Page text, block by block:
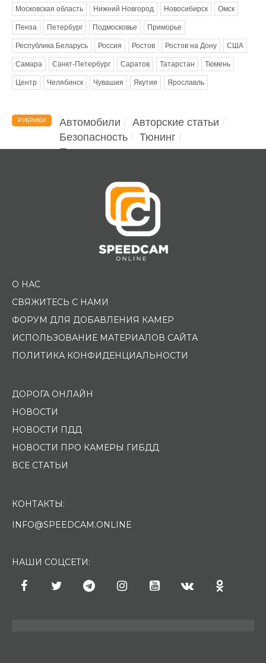
Московская область Нижний Новгород Новосибирск Омск
Пенза Петербург Подмосковье Приморье
Республика Беларусь Россия Ростов Ростов на Дону США
Самара Санкт-Петербург Саратов Татарстан Тюмень
Центр Челябинск Чувашия Якутия Ярославль
РУБРИКИ Автомобили
Авторские статьи
Безопасность
Тюнинг
Помощь водителю
О НАС
СВЯЖИТЕСЬ С НАМИ
ФОРУМ ДЛЯ ДОБАВЛЕНИЯ КАМЕР
ИСПОЛЬЗОВАНИЕ МАТЕРИАЛОВ САЙТА
ПОЛИТИКА КОНФИДЕНЦИАЛЬНОСТИ
ДОРОГА ОНЛАЙН
НОВОСТИ
НОВОСТИ ПДД
НОВОСТИ ПРО КАМЕРЫ ГИБДД
ВСЕ СТАТЬИ
КОНТАКТЫ:
INFO@SPEEDCAM.ONLINE
НАШИ СОЦСЕТИ: